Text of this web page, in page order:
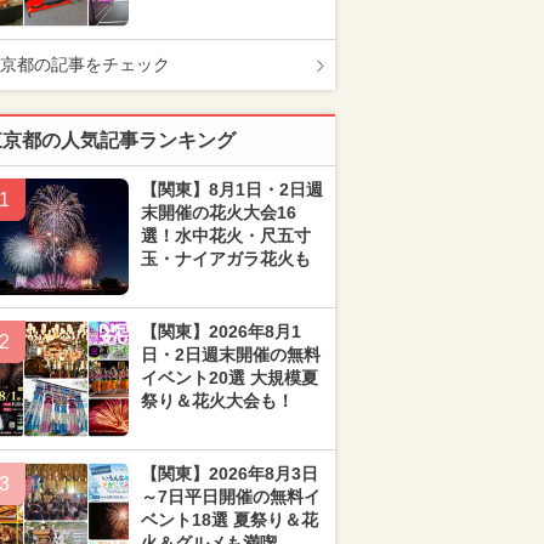
都の記事をチェック
都の人気記事ランキング
1
【関東】8月1日・2日週
末開催の花火大会16
選！水中花火・尺五寸
玉・ナイアガラ花火も
2
【関東】2026年8月1
日・2日週末開催の無料
イベント20選 大規模夏
祭り＆花火大会も！
3
【関東】2026年8月3日
～7日平日開催の無料イ
ベント18選 夏祭り＆花